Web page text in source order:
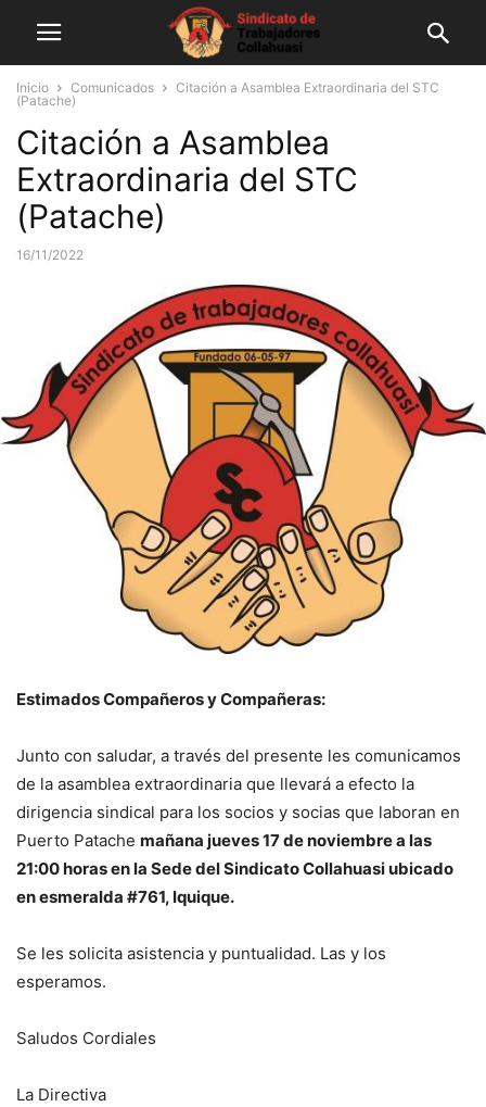
Inicio Comunicados
Citación a Asamblea Extraordinaria del STC
(Patache)
Citación a Asamblea
Extraordinaria del STC
(Patache)
16/11/2022
Estimados Compañeros y Compañeras:
Junto con saludar, a través del presente les comunicamos
de la asamblea extraordinaria que llevará a efecto la
dirigencia sindical para los socios y socias que laboran en
Puerto Patache mañana jueves 17 de noviembre a las
21:00 horas en la Sede del Sindicato Collahuasi ubicado
en esmeralda #761, Iquique.
Se les solicita asistencia y puntualidad. Las y los
esperamos.
Saludos Cordiales
La Directiva